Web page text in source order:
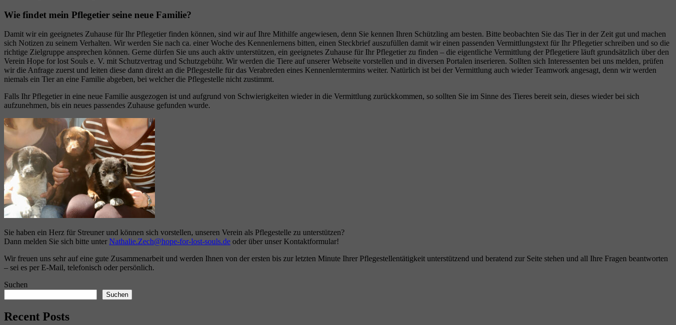
Wie findet mein Pflegetier seine neue Familie?
Damit wir ein geeignetes Zuhause für Ihr Pflegetier finden können, sind wir auf Ihre Mithilfe angewiesen, denn Sie kennen Ihren Schützling am besten. Bitte beobachten Sie das Tier in der Zeit gut und machen
sich Notizen zu seinem Verhalten. Wir werden Sie nach ca. einer Woche des Kennenlernens bitten, einen Steckbrief auszufüllen damit wir einen passenden Vermittlungstext für Ihr Pflegetier schreiben und so die
richtige Zielgruppe ansprechen können. Gerne dürfen Sie uns auch aktiv unterstützen, ein geeignetes Zuhause für Ihr Pflegetier zu finden – die eigentliche Vermittlung der Pflegetiere läuft grundsätzlich über den
Verein Hope for lost Souls e. V. mit Schutzvertrag und Schutzgebühr. Wir werden die Tiere auf unserer Webseite vorstellen und in diversen Portalen inserieren. Sollten sich Interessenten bei uns melden, prüfen
wir die Anfrage zuerst und leiten diese dann direkt an die Pflegestelle für das Verabreden eines Kennenlerntermins weiter. Natürlich ist bei der Vermittlung auch wieder Teamwork angesagt, denn wir werden
niemals ein Tier an eine Familie abgeben, bei welcher die Pflegestelle nicht zustimmt.
Falls Ihr Pflegetier in eine neue Familie ausgezogen ist und aufgrund von Schwierigkeiten wieder in die Vermittlung zurückkommen, so sollten Sie im Sinne des Tieres bereit sein, dieses wieder bei sich
aufzunehmen, bis ein neues passendes Zuhause gefunden wurde.
Sie haben ein Herz für Streuner und können sich vorstellen, unseren Verein als Pflegestelle zu unterstützen?
Dann melden Sie sich bitte unter Nathalie.Zech@hope-for-lost-souls.de oder über unser Kontaktformular!
Wir freuen uns sehr auf eine gute Zusammenarbeit und werden Ihnen von der ersten bis zur letzten Minute Ihrer Pflegestellentätigkeit unterstützend und beratend zur Seite stehen und all Ihre Fragen beantworten
– sei es per E-Mail, telefonisch oder persönlich.
Suchen
Suchen
Recent Posts